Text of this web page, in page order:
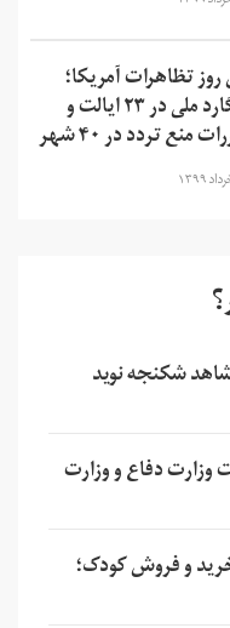
تظاهرات آمریکا؛
استقرار گارد ملی در ۲۳ ایالت و
تردد در ۴۰ شهر
شکنجه نوید
وزارت دفاع و وزارت
و فروش کودک؛